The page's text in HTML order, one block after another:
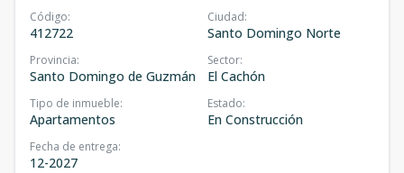
Código:
412722
Ciudad:
Santo Domingo Norte
Provincia:
Santo Domingo de Guzmán
Sector:
El Cachón
Tipo de inmueble:
Apartamentos
Estado:
En Construcción
Fecha de entrega:
12-2027